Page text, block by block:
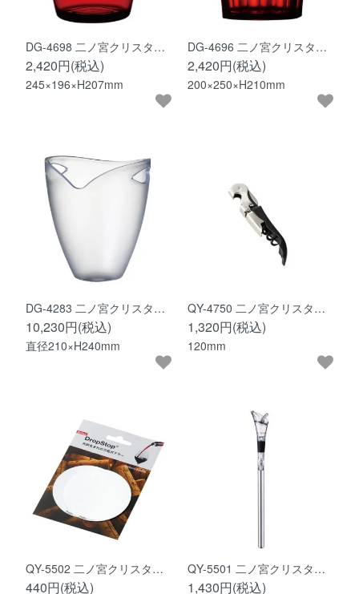
DG-4698 二ノ宮クリスタ…
2,420円(税込)
245×196×H207mm
DG-4696 二ノ宮クリスタ…
2,420円(税込)
200×250×H210mm
DG-4283 二ノ宮クリスタ…
10,230円(税込)
直径210×H240mm
QY-4750 二ノ宮クリスタ…
1,320円(税込)
120mm
QY-5502 二ノ宮クリスタ…
440円(税込)
QY-5501 二ノ宮クリスタ…
1,430円(税込)